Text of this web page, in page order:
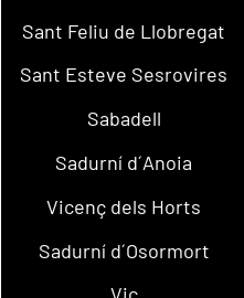
Sant Feliu de Llobregat
Sant Esteve Sesrovires
Sabadell
Sadurní d´Anoia
Vicenç dels Horts
Sadurní d´Osormort